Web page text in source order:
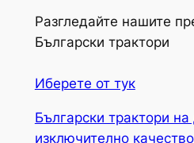
Разгледайте нашите
Български трактори
Иберете от тук
Български трактори
изключително качество